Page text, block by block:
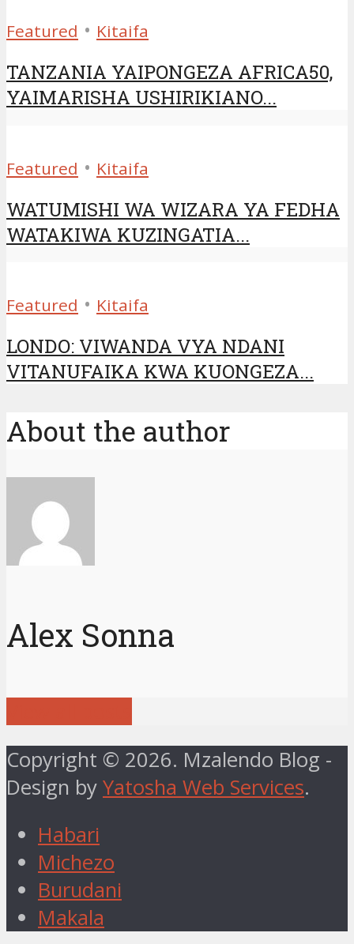
Featured • Kitaifa
TANZANIA YAIPONGEZA AFRICA50,
YAIMARISHA USHIRIKIANO...
Featured • Kitaifa
WATUMISHI WA WIZARA YA FEDHA
WATAKIWA KUZINGATIA...
Featured • Kitaifa
LONDO: VIWANDA VYA NDANI
VITANUFAIKA KWA KUONGEZA...
About the author
Alex Sonna
Copyright © 2026. Mzalendo Blog -
Design by Yatosha Web Services.
Habari
Michezo
Burudani
Makala